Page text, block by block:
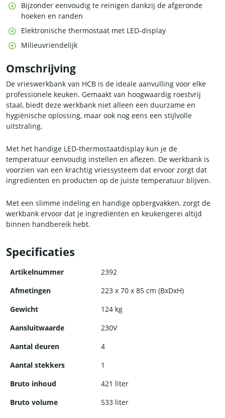
Bijzonder eenvoudig te reinigen dankzij de afgeronde
hoeken en randen
Elektronische thermostaat met LED-display
Milieuvriendelijk
Omschrijving
De vrieswerkbank van HCB is de ideale aanvulling voor elke
professionele keuken. Gemaakt van hoogwaardig roestvrij
staal, biedt deze werkbank niet alleen een duurzame en
hygiënische oplossing, maar ook nog eens een stijlvolle
uitstraling.
Met het handige LED-thermostaatdisplay kun je de
temperatuur eenvoudig instellen en aflezen. De werkbank is
voorzien van een krachtig vriessysteem dat ervoor zorgt dat
ingrediënten en producten op de juiste temperatuur blijven.
Met een slimme indeling en handige opbergvakken, zorgt de
werkbank ervoor dat je ingrediënten en keukengerei altijd
binnen handbereik hebt.
Bestel nu de vrieswerkbank van HCB en geniet van een
professionele en praktische oplossing voor al je koelbehoeften.
Specificaties
Artikelnummer
2392
Afmetingen
223 x 70 x 85 cm (BxDxH)
Gewicht
124 kg
Aansluitwaarde
230V
Aantal deuren
4
Aantal stekkers
1
Bruto inhoud
421 liter
Bruto volume
533 liter